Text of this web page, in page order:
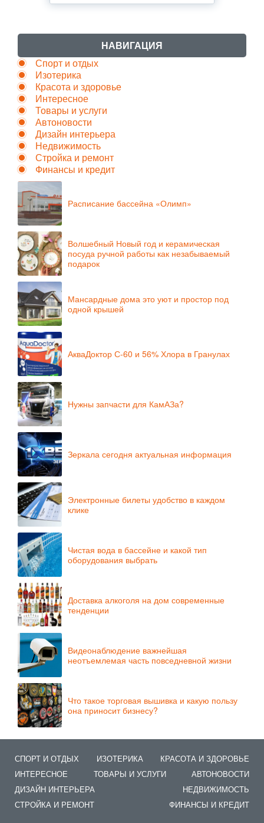
НАВИГАЦИЯ
Спорт и отдых
Изотерика
Красота и здоровье
Интересное
Товары и услуги
Автоновости
Дизайн интерьера
Недвижимость
Стройка и ремонт
Финансы и кредит
Расписание бассейна «Олимп»
Волшебный Новый год и керамическая
посуда ручной работы как незабываемый
подарок
Мансардные дома это уют и простор под
одной крышей
АкваДоктор С-60 и 56% Хлора в Гранулах
Нужны запчасти для КамАЗа?
Зеркала сегодня актуальная информация
Электронные билеты удобство в каждом
клике
Чистая вода в бассейне и какой тип
оборудования выбрать
Доставка алкоголя на дом современные
тенденции
Видеонаблюдение важнейшая
неотъемлемая часть повседневной жизни
Что такое торговая вышивка и какую пользу
она приносит бизнесу?
СПОРТ И ОТДЫХ ИЗОТЕРИКА
КРАСОТА И ЗДОРОВЬЕ
ИНТЕРЕСНОЕ
ТОВАРЫ И УСЛУГИ
АВТОНОВОСТИ
ДИЗАЙН ИНТЕРЬЕРА
НЕДВИЖИМОСТЬ
СТРОЙКА И РЕМОНТ
ФИНАНСЫ И КРЕДИТ